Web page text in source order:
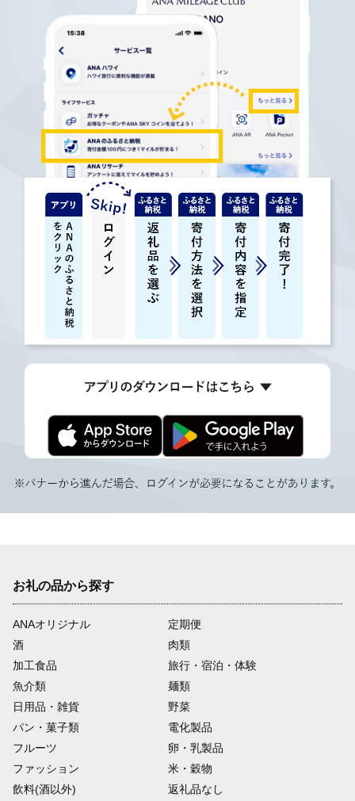
お礼の品から探す
ANAオリジナル
定期便
酒
肉類
加工食品
旅行・宿泊・体験
魚介類
麺類
日用品・雑貨
野菜
パン・菓子類
電化製品
フルーツ
卵・乳製品
ファッション
米・穀物
飲料(酒以外)
返礼品なし